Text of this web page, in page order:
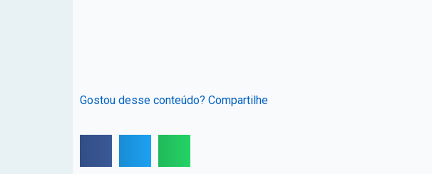
Gostou desse conteúdo? Compartilhe